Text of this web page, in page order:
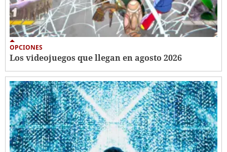
OPCIONES
Los videojuegos que llegan en agosto 2026